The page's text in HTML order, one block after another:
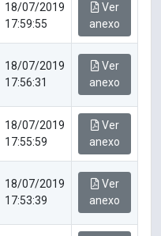
18/07/2019
17:59:55
Ver
anexo
18/07/2019
17:56:31
Ver
anexo
18/07/2019
17:55:59
Ver
anexo
18/07/2019
17:53:39
Ver
anexo